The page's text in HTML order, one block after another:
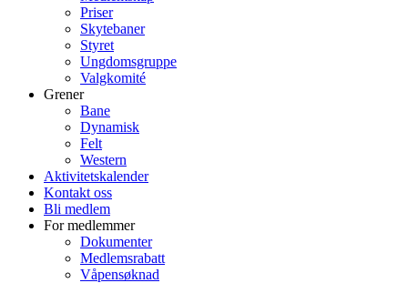
Priser
Skytebaner
Styret
Ungdomsgruppe
Valgkomité
Grener
Bane
Dynamisk
Felt
Western
Aktivitetskalender
Kontakt oss
Bli medlem
For medlemmer
Dokumenter
Medlemsrabatt
Våpensøknad